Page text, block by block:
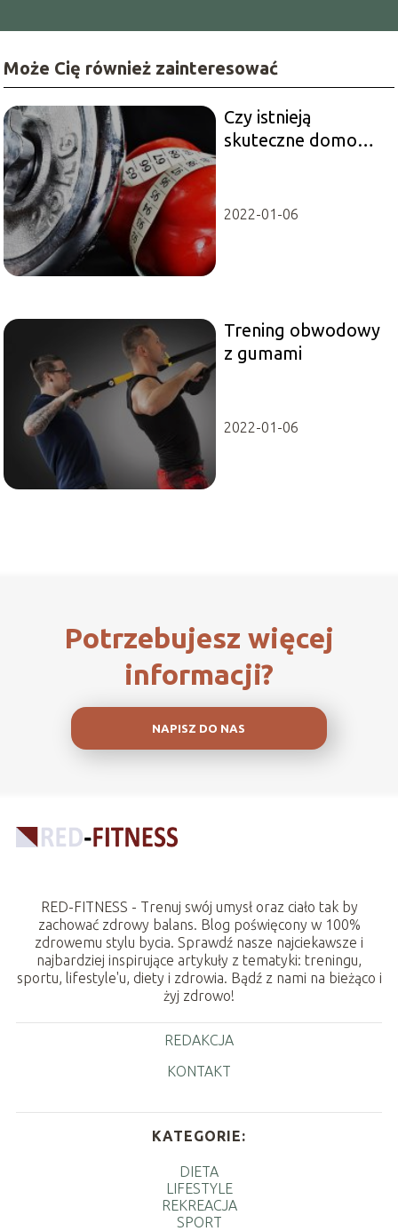
Może Cię również zainteresować
Czy istnieją
skuteczne domowe
2022-01-06
Trening obwodowy
z gumami
2022-01-06
Potrzebujesz więcej
informacji?
NAPISZ DO NAS
RED-FITNESS - Trenuj swój umysł oraz ciało tak by
zachować zdrowy balans. Blog poświęcony w 100%
zdrowemu stylu bycia. Sprawdź nasze najciekawsze i
najbardziej inspirujące artykuły z tematyki: treningu,
sportu, lifestyle'u, diety i zdrowia. Bądź z nami na bieżąco i
żyj zdrowo!
REDAKCJA
KONTAKT
KATEGORIE:
DIETA
LIFESTYLE
REKREACJA
SPORT